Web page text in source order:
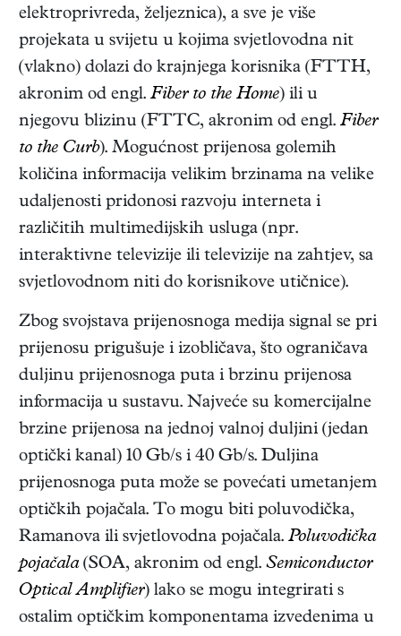
elektroprivreda, željeznica), a sve je više
projekata u svijetu u kojima svjetlovodna nit
(vlakno) dolazi do krajnjega korisnika (FTTH,
akronim od engl. Fiber to the Home) ili u
njegovu blizinu (FTTC, akronim od engl. Fiber
to the Curb). Mogućnost prijenosa golemih
količina informacija velikim brzinama na velike
udaljenosti pridonosi razvoju interneta i
različitih multimedijskih usluga (npr.
interaktivne televizije ili televizije na zahtjev, sa
svjetlovodnom niti do korisnikove utičnice).
Zbog svojstava prijenosnoga medija signal se pri
prijenosu prigušuje i izobličava, što ograničava
duljinu prijenosnoga puta i brzinu prijenosa
informacija u sustavu. Najveće su komercijalne
brzine prijenosa na jednoj valnoj duljini (jedan
optički kanal) 10 Gb/s i 40 Gb/s. Duljina
prijenosnoga puta može se povećati umetanjem
optičkih pojačala. To mogu biti poluvodička,
Ramanova ili svjetlovodna pojačala. Poluvodička
pojačala(SOA, akronim od engl. Semiconductor
Optical Amplifier) lako se mogu integrirati s
ostalim optičkim komponentama izvedenima u